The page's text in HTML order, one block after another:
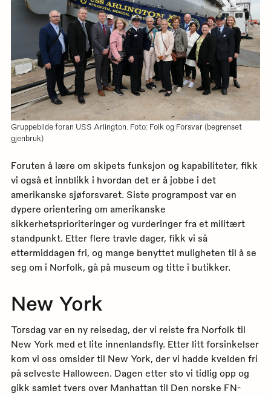
Gruppebilde foran USS Arlington. Foto: Folk og Forsvar (begrenset
gjenbruk)
Foruten å lære om skipets funksjon og kapabiliteter, fikk
vi også et innblikk i hvordan det er å jobbe i det
amerikanske sjøforsvaret. Siste programpost var en
dypere orientering om amerikanske
sikkerhetsprioriteringer og vurderinger fra et militært
standpunkt. Etter flere travle dager, fikk vi så
ettermiddagen fri, og mange benyttet muligheten til å se
seg om i Norfolk, gå på museum og titte i butikker.
New York
Torsdag var en ny reisedag, der vi reiste fra Norfolk til
New York med et lite innenlandsfly. Etter litt forsinkelser
kom vi oss omsider til New York, der vi hadde kvelden fri
på selveste Halloween. Dagen etter sto vi tidlig opp og
gikk samlet tvers over Manhattan til Den norske FN-